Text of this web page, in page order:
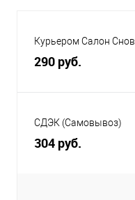
Курьером Салон Снов
290 руб.
СДЭК (Самовывоз)
304 руб.